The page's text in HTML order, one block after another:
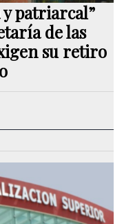
patriarcal”
de las
su retiro